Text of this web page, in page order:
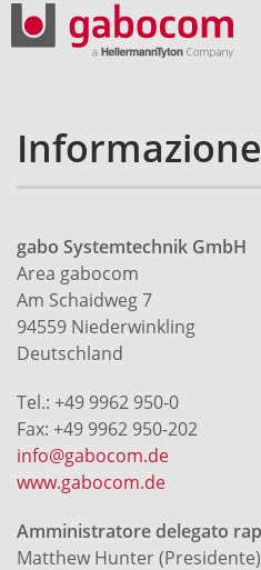
gabo Systemtechnik GmbH
Area gabocom
Am Schaidweg 7
94559 Niederwinkling
Deutschland
Tel.: +49 9962 950-0
Fax: +49 9962 950-202
info@gabocom.de
www.gabocom.de
Amministratore delegato
Matthew Hunter (Presidente)